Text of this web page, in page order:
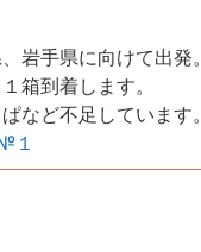
岩手県に向けて出発。
箱到着します。
ど不足しています。
１